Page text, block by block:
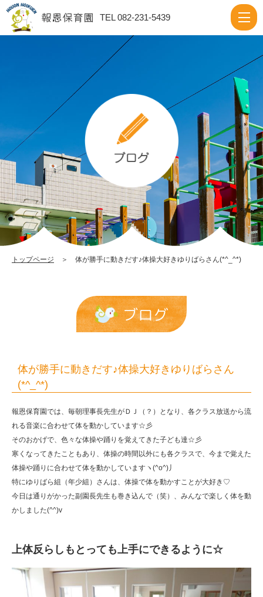
体
が
勝
き
だ
す
♪
体
操
大
好
ゆ
り
ば
さ
ん
(*^_^*)
|
報
恩
保
育
TEL 082-231-5439
トップページ ＞ 体が勝手に動きだす♪体操大好きゆりばらさん(*^_^*)
ブログ
体が勝手に動きだす♪体操大好きゆりばらさん
(*^_^*)
報恩保育園では、毎朝理事長先生がＤＪ（？）となり、各クラス放送から流
れる音楽に合わせて体を動かしています☆彡
そのおかげで、色々な体操や踊りを覚えてきた子ども達☆彡
寒くなってきたこともあり、体操の時間以外にも各クラスで、今まで覚えた
体操や踊りに合わせて体を動かしていますヽ(^o^)丿
特にゆりばら組（年少組）さんは、体操で体を動かすことが大好き♡
今日は通りがかった副園長先生も巻き込んで（笑）、みんなで楽しく体を動
かしました(^^)v
上体反らしもとっても上手にできるように☆